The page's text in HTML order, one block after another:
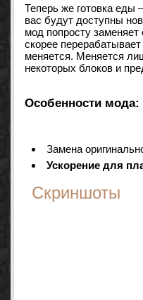
Теперь же готовка еды
вас будут доступны
мод попросту заменяет
скорее
меняется. Меняется
некоторых блоков и
Особенности мода:
Замена
Ускорение для
Скриншоты